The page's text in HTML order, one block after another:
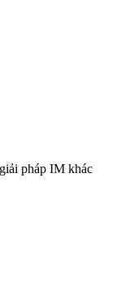
pháp IM khác